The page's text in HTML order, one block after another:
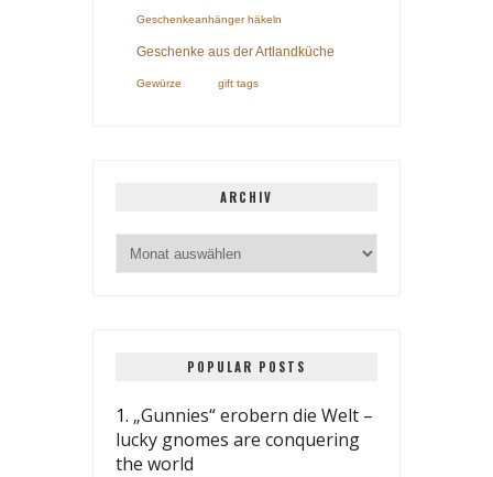
Geschenkeanhänger häkeln
Geschenke aus der Artlandküche
Gewürze gift tags
ARCHIV
POPULAR POSTS
1. „Gunnies“ erobern die Welt –
lucky gnomes are conquering
the world